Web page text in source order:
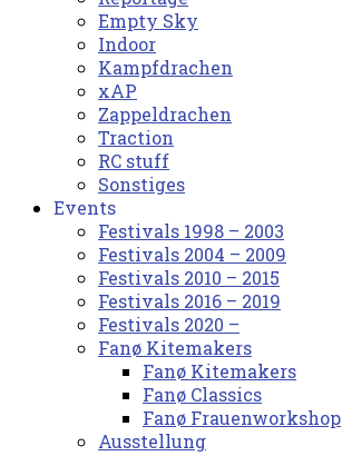
Empty Sky
Indoor
Kampfdrachen
xAP
Zappeldrachen
Traction
RC stuff
Sonstiges
Events
Festivals 1998 – 2003
Festivals 2004 – 2009
Festivals 2010 – 2015
Festivals 2016 – 2019
Festivals 2020 –
Fanø Kitemakers
Fanø Kitemakers
Fanø Classics
Fanø Frauenworkshop
Ausstellung